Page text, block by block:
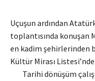
Uçuşun ardından
toplantısında konuşan
en kadim şehirlerinden
Kültür Mirası
Tarihi dönüşüm